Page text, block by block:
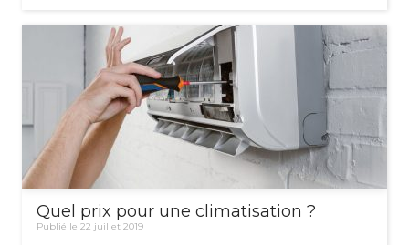
Quel prix pour une climatisation ?
Publié le 22 juillet 2019